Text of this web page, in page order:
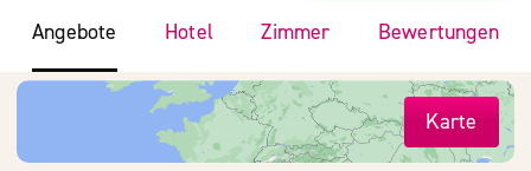
Angebote Hotel Zimmer Bewertungen
Karte